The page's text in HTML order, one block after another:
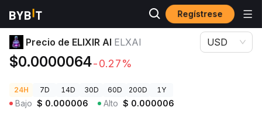
Regístrese
Precios de Criptomonedas Precio de ELIXIR AI ELXAI
Precio de ELIXIR AI ELXAI
$0.0000064-0.27%
USD
24H 7D 14D 30D 60D 200D 1Y
Bajo $ 0.000006 Alto $ 0.000006